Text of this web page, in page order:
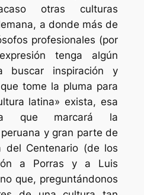
otras culturas
a donde más de
profesionales (por
tenga algún
inspiración y
tome la pluma para
latina» exista, esa
que marcará la
y gran parte de
del Centenario (de los
a Porras y a Luis
que, preguntándonos